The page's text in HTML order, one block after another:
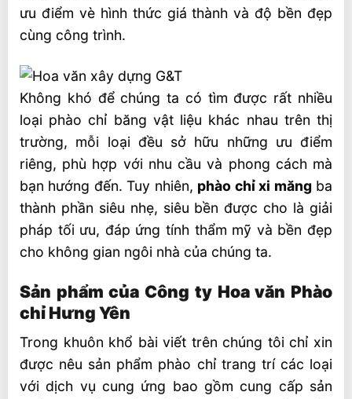
ưu điểm vè hình thức giá thành và độ bền đẹp
cùng công trình.
Không khó để chúng ta có tìm được rất nhiều
loại phào chỉ băng vật liệu khác nhau trên thị
trường, mỗi loại đều sở hữu những ưu điểm
riêng, phù hợp với nhu cầu và phong cách mà
bạn hướng đến. Tuy nhiên, phào chỉ xi măngba
thành phần siêu nhẹ, siêu bền được cho là giải
pháp tối ưu, đáp ứng tính thẩm mỹ và bền đẹp
cho không gian ngôi nhà của chúng ta.
Sản phẩm của Công ty Hoa văn Phào
chỉ Hưng Yên
Trong khuôn khổ bài viết trên chúng tôi chỉ xin
được nêu sản phẩm phào chỉ trang trí các loại
với dịch vụ cung ứng bao gồm cung cấp sản